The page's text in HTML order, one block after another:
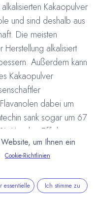
Kakaopulver
und sind deshalb aus
Die meisten
alkalisiert
Außerdem kann
Kakaopulver
dabei um
sank sogar um 67
Um den Effekt zu
Kakaopulvers bis
Quelle: Journal of
jf0728754
um Ihnen ein
Cookie-Richtlinien
essentielle Ich stimme zu